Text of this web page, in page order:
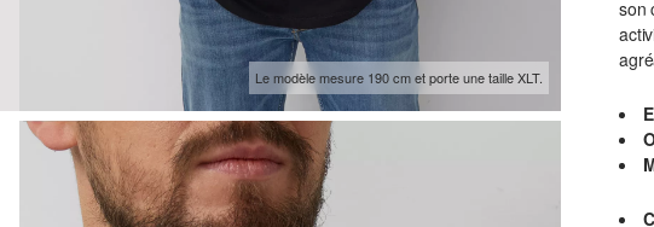
Le modèle mesure 190 cm et porte une taille XLT.
son